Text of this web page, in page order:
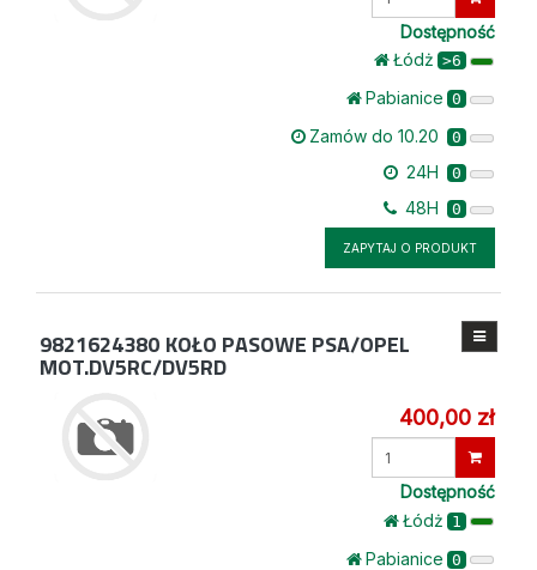
Dostępność
Łódż >6
Pabianice 0
Zamów do 10.20 0
24H 0
48H 0
ZAPYTAJ O PRODUKT
9821624380 KOŁO PASOWE PSA/OPEL
MOT.DV5RC/DV5RD
400,00 zł
Dostępność
Łódż 1
Pabianice 0